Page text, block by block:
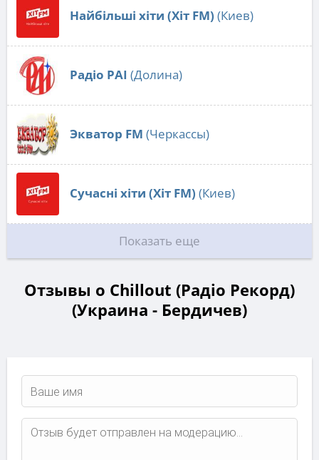
Найбільші хіти (Хіт FM) (Киев)
Радіо РАІ (Долина)
Экватор FM (Черкассы)
Сучасні хіти (Хіт FM) (Киев)
Показать еще
Отзывы о Chillout (Радіо Рекорд)
(Украина - Бердичев)